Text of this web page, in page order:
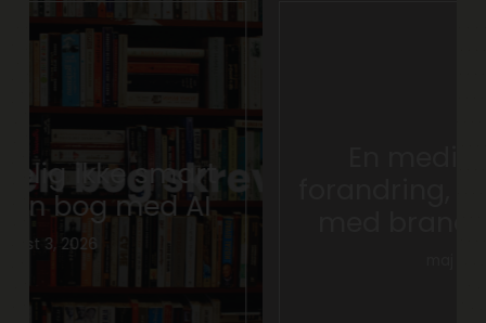
En mediebranche i
forandring, og hvad gør vi
med branded content?